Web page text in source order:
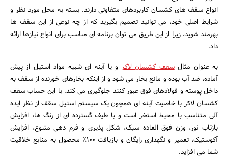
انواع سقف های کشسان کاربردهای متفاوتی دارند. بسته به محل مورد نظر و
شرایط اصلی خود، می توانید تصمیم بگیرید که از چه نوعی از این سقف ها
بهرمند شوید، زیرا از این طریق می توان برنامه ای مناسب برای انواع نیازها ارائه
داد.
به عنوان مثالسقف کشسان لاکر و یا آینه ای شبیه مواد استیل از پیش
آماده، ضد آب بوده و مانع بخار می شود و از اینکه بخارهای خورنده از سقف به
داخل پوسته و فولادهای فوق عبور کنند جلوگیری می کند. با این حساب سقف
کشسان لاکر با خاصیت آینه ای همچون یک سیستم استیل سقف از نظر ایده
آلی متناسب با محیط استخر است و با طیف گسترده ای از رنگ ها، افزایش
بازتاب نور، وزن فوق العاده سبک، شکل پذیری و فرم دهی متنوع، افزایش
آکوستیک، تعمیر و نگهداری رایگان و بازیافت 100٪ محصول به منابع خلاقیت
شما می افزاید.